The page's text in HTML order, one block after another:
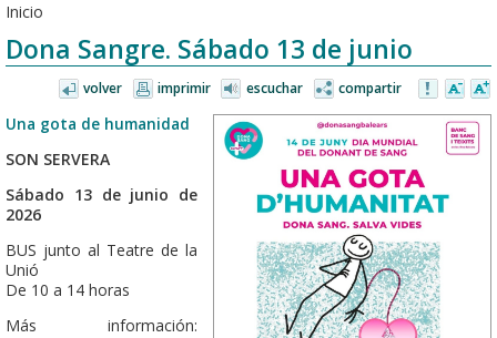
Inicio
Dona Sangre. Sábado 13 de junio
volver imprimir escuchar compartir
Una gota de humanidad
SON SERVERA
Sábado 13 de junio de
2026
BUS junto al Teatre de la
Unió
De 10 a 14 horas
Más información: